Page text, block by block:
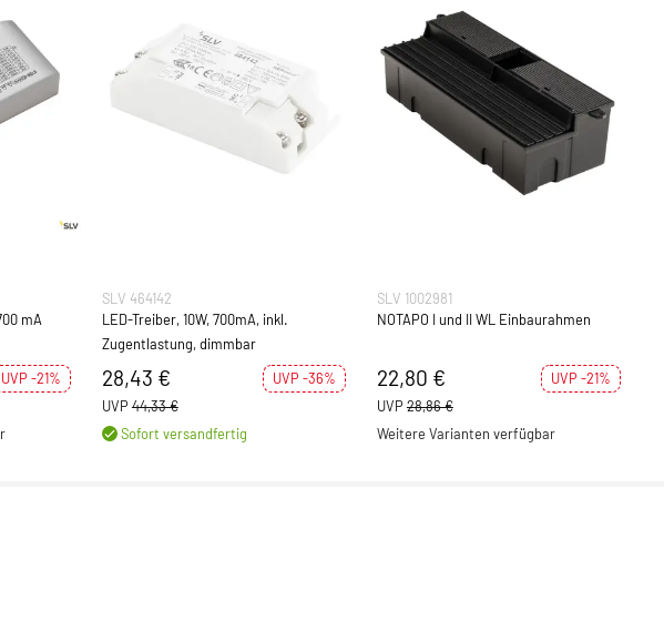
mA
UVP -21%
SLV 464142
LED-Treiber, 10W, 700mA, inkl.
Zugentlastung, dimmbar
28,43 €
UVP -36%
UVP 44,33 €
Sofort versandfertig
SLV 1002981
NOTAPO I und II WL Einbaurahmen
22,80 €
UVP -21%
UVP 28,86 €
Weitere Varianten verfügbar